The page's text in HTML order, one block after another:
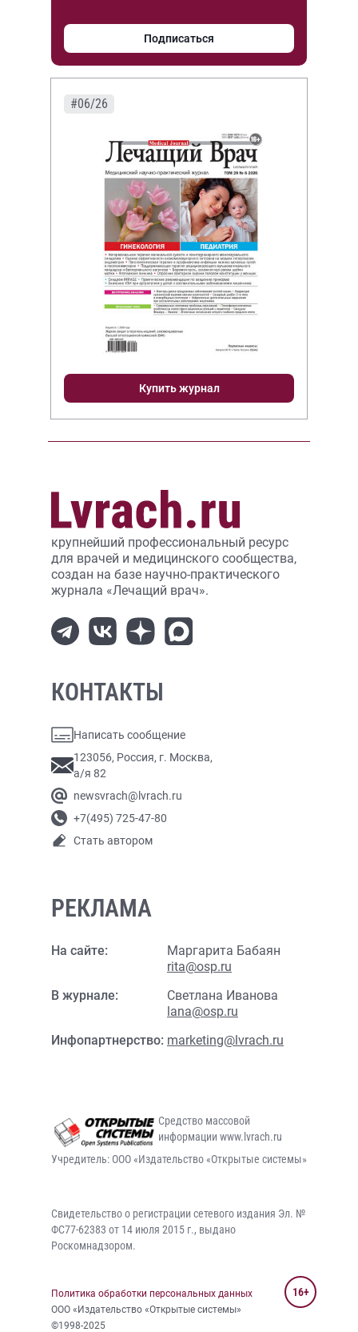
Подписаться
#06/26
Купить журнал
крупнейший профессиональный ресурс
для врачей и медицинского сообщества,
создан на базе научно-практического
журнала «Лечащий врач».
КОНТАКТЫ
Написать сообщение
123056, Россия, г. Москва,
а/я 82
newsvrach@lvrach.ru
+7(495) 725-47-80
Стать автором
РЕКЛАМА
На сайте:
Маргарита Бабаян
rita@osp.ru
В журнале:
Светлана Иванова
lana@osp.ru
Инфопартнерство: marketing@lvrach.ru
Средство массовой
информации www.lvrach.ru
Учредитель: ООО «Издательство «Открытые системы»
Свидетельство о регистрации сетевого издания Эл. №
ФС77-62383 от 14 июля 2015 г., выдано
Роскомнадзором.
Политика обработки персональных данных
ООО «Издательство «Открытые системы»
©1998-2025
16+